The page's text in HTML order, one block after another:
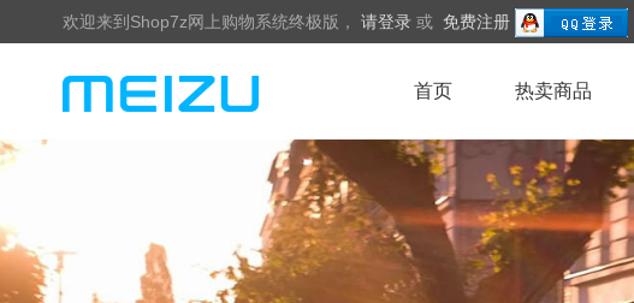
欢迎来到Shop7z网上购物系统终极版， 请登录 或 免费注册
首页 热卖商品